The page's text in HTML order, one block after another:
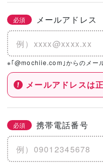
必須 メールアドレス
※｢@mochiie.com｣からのメー
メールアドレスは
必須 携帯電話番号